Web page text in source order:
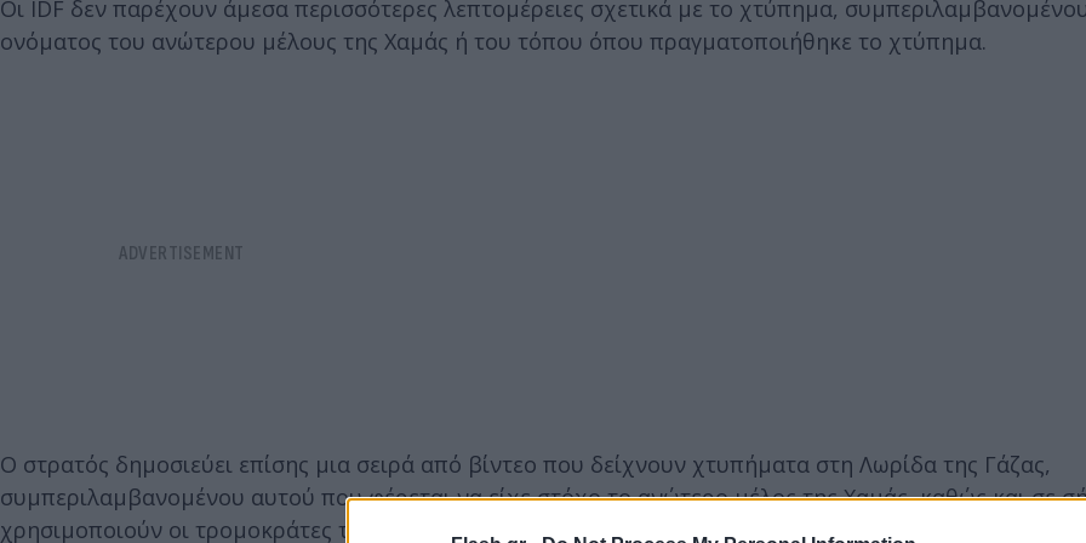
Οι IDF δεν παρέχουν άμεσα περισσότερες λεπτομέρειες σχετικά με το χτύπημα,
ονόματος του ανώτερου μέλους της Χαμάς ή του τόπου όπου πραγματοποιήθηκε το χτύπημα.
Ο στρατός δημοσιεύει επίσης μια σειρά από βίντεο που δείχνουν χτυπήματα στη Λωρίδα της Γάζας,
συμπεριλαμβανομένου αυτού που φέρεται να είχε στόχο το ανώτερο μέλος της Χαμάς, καθώς και σε
χρησιμοποιούν οι τρομοκράτες της Χαμάς και μια ομάδα εκτόξευσης πυραύλων.